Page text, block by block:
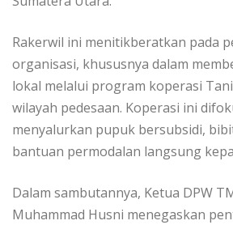
Rakerwil ini menitikberatkan pada
organisasi, khususnya dalam
lokal melalui program koperasi
wilayah pedesaan. Koperasi ini
menyalurkan pupuk bersubsidi,
bantuan permodalan langsung
Dalam sambutannya, Ketua DPW
Muhammad Husni menegaskan